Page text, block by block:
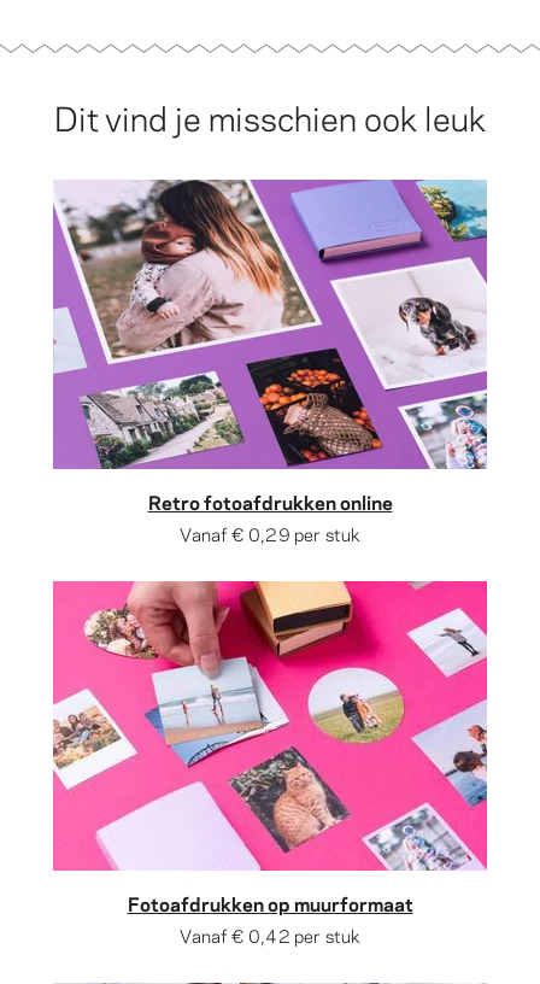
Dit vind je misschien ook leuk
Retro fotoafdrukken online
Vanaf€ 0,29 per stuk
Fotoafdrukken op muurformaat
Vanaf€ 0,42 per stuk